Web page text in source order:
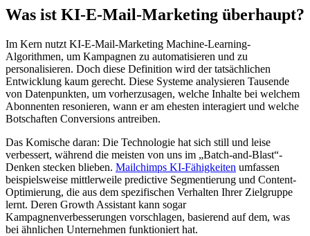
Was ist KI-E-Mail-Marketing überhaupt?
Im Kern nutzt KI-E-Mail-Marketing Machine-Learning-
Algorithmen, um Kampagnen zu automatisieren und zu
personalisieren. Doch diese Definition wird der tatsächlichen
Entwicklung kaum gerecht. Diese Systeme analysieren Tausende
von Datenpunkten, um vorherzusagen, welche Inhalte bei welchem
Abonnenten resonieren, wann er am ehesten interagiert und welche
Botschaften Conversions antreiben.
Das Komische daran: Die Technologie hat sich still und leise
verbessert, während die meisten von uns im „Batch-and-Blast“-
Denken stecken blieben. Mailchimps KI-Fähigkeiten umfassen
beispielsweise mittlerweile predictive Segmentierung und Content-
Optimierung, die aus dem spezifischen Verhalten Ihrer Zielgruppe
lernt. Deren Growth Assistant kann sogar
Kampagnenverbesserungen vorschlagen, basierend auf dem, was
bei ähnlichen Unternehmen funktioniert hat.